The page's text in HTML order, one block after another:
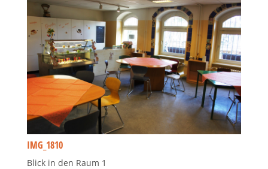
IMG_1810
Blick in den Raum 1